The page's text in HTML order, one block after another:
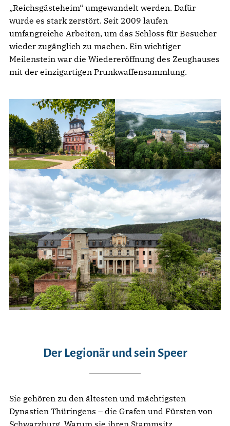
„Reichsgästeheim“ umgewandelt werden. Dafür
wurde es stark zerstört. Seit 2009 laufen
umfangreiche Arbeiten, um das Schloss für Besucher
wieder zugänglich zu machen. Ein wichtiger
Meilenstein war die Wiedereröffnung des Zeughauses
mit der einzigartigen Prunkwaffensammlung.
Der Legionär und sein Speer
Sie gehören zu den ältesten und mächtigsten
Dynastien Thüringens – die Grafen und Fürsten von
Schwarzburg. Warum sie ihren Stammsitz